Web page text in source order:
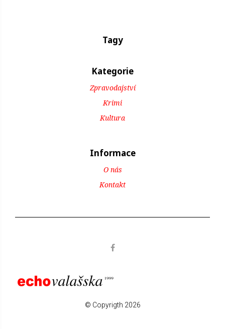
Tagy
Kategorie
Zpravodajství
Krimi
Kultura
Informace
O nás
Kontakt
© Copyrigth 2026